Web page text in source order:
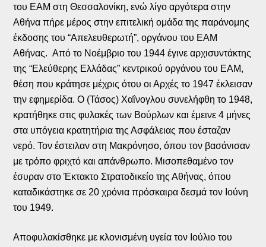
του ΕΑΜ στη Θεσσαλονίκη, ενώ λίγο αργότερα στην
Αθήνα πήρε μέρος στην επιτελική ομάδα της παράνομης
έκδοσης του “Απελευθερωτή”, οργάνου του ΕΑΜ
Αθήνας. Από το Νοέμβριο του 1944 έγινε αρχισυντάκτης
της “Ελεύθερης Ελλάδας” κεντρικού οργάνου του ΕΑΜ,
θέση που κράτησε μέχρις ότου οι Αρχές το 1947 έκλεισαν
την εφημερίδα. Ο (Τάσος) Χαΐνογλου συνελήφθη το 1948,
κρατήθηκε στις φυλακές των Βούρλων και έμεινε 4 μήνες
στα υπόγεια κρατητήρια της Ασφάλειας που έσταζαν
νερό. Τον έστειλαν στη Μακρόνησο, όπου τον βασάνισαν
με τρόπο φριχτό και απάνθρωπο. Μισοπεθαμένο τον
έσυραν στο Έκτακτο Στρατοδικείο της Αθήνας, όπου
καταδικάστηκε σε 20 χρόνια πρόσκαιρα δεσμά τον Ιούνη
του 1949.
Αποφυλακίσθηκε με κλονισμένη υγεία τον Ιούλιο του